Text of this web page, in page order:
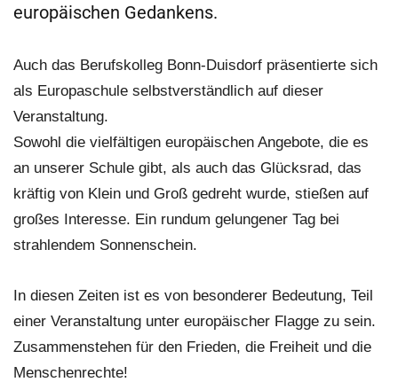
europäischen Gedankens.
Auch das Berufskolleg Bonn-Duisdorf präsentierte sich
als Europaschule selbstverständlich auf dieser
Veranstaltung.
Sowohl die vielfältigen europäischen Angebote, die es
an unserer Schule gibt, als auch das Glücksrad, das
kräftig von Klein und Groß gedreht wurde, stießen auf
großes Interesse. Ein rundum gelungener Tag bei
strahlendem Sonnenschein.
In diesen Zeiten ist es von besonderer Bedeutung, Teil
einer Veranstaltung unter europäischer Flagge zu sein.
Zusammenstehen für den Frieden, die Freiheit und die
Menschenrechte!